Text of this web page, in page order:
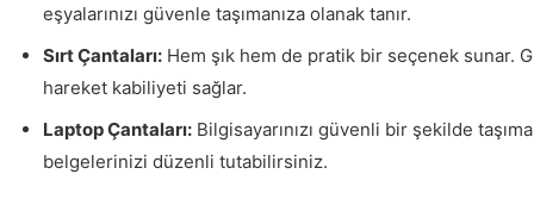
eşyalarınızı güvenle taşımanıza olanak tanır.
Sırt Çantaları: Hem şık hem de pratik bir seçenek sunar.
hareket kabiliyeti sağlar.
Laptop Çantaları: Bilgisayarınızı güvenli bir şekilde
belgelerinizi düzenli tutabilirsiniz.